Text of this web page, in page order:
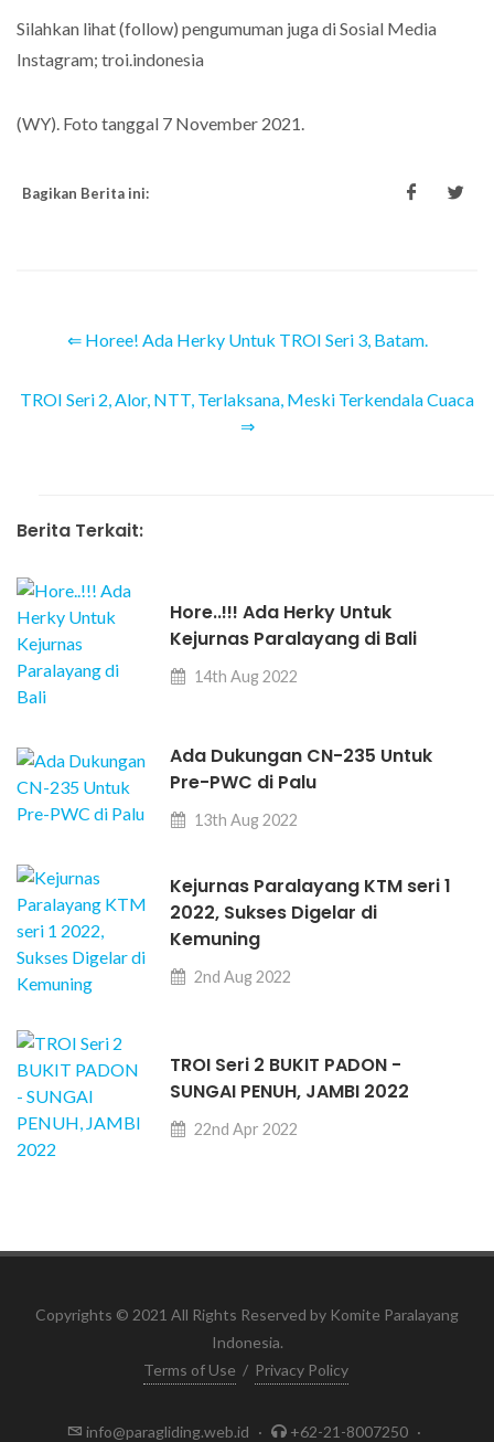
Silahkan lihat (follow) pengumuman juga di Sosial Media
Instagram; troi.indonesia
(WY). Foto tanggal 7 November 2021.
Bagikan Berita ini:
⇐ Horee! Ada Herky Untuk TROI Seri 3, Batam.
TROI Seri 2, Alor, NTT, Terlaksana, Meski Terkendala Cuaca
⇒
Berita Terkait:
Hore..!!! Ada Herky Untuk
Kejurnas Paralayang di Bali
14th Aug 2022
Ada Dukungan CN-235 Untuk
Pre-PWC di Palu
13th Aug 2022
Kejurnas Paralayang KTM seri 1
2022, Sukses Digelar di
Kemuning
2nd Aug 2022
TROI Seri 2 BUKIT PADON -
SUNGAI PENUH, JAMBI 2022
22nd Apr 2022
Copyrights © 2021 All Rights Reserved by Komite Paralayang
Indonesia.
Terms of Use / Privacy Policy
info@paragliding.web.id · +62-21-8007250 ·